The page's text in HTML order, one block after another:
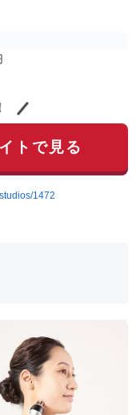
トで見る
1472